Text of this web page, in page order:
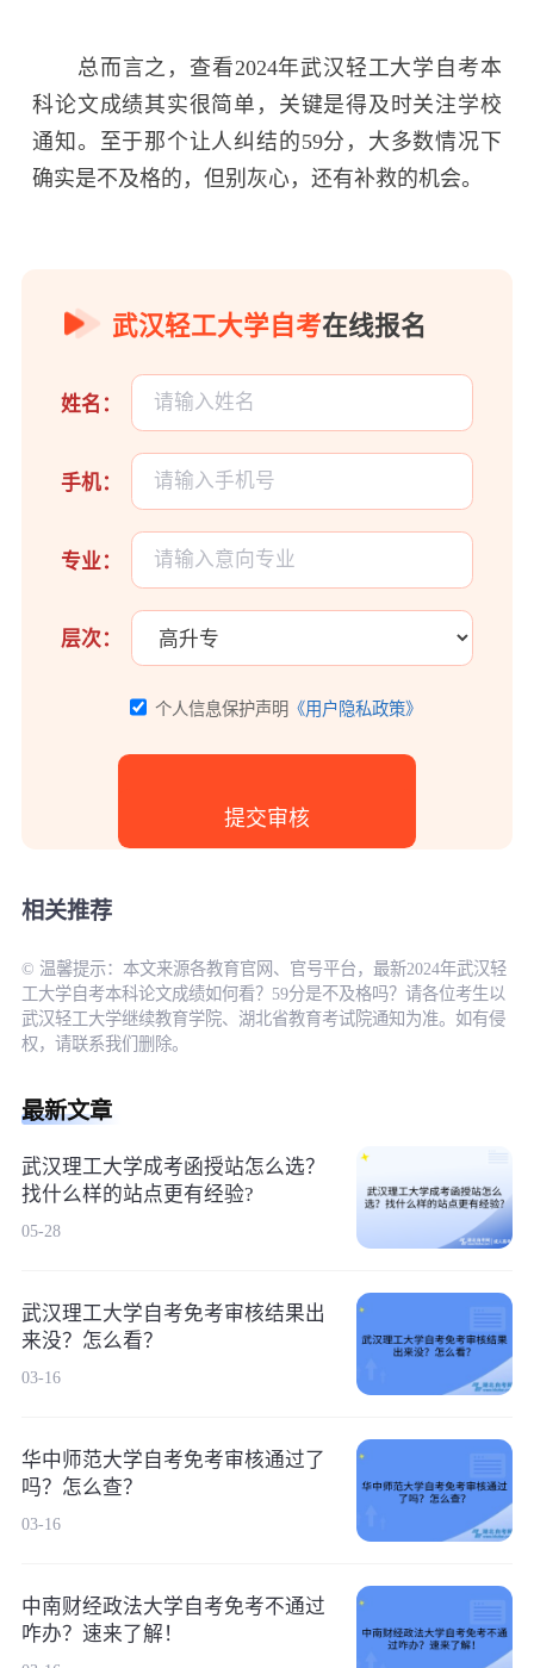
总而言之，查看2024年武汉轻工大学自考本
科论文成绩其实很简单，关键是得及时关注学校
通知。至于那个让人纠结的59分，大多数情况下
确实是不及格的，但别灰心，还有补救的机会。
武汉轻工大学自考在线报名
姓名：
手机：
专业：
层次：
个人信息保护声明 《用户隐私政策》
相关推荐
© 温馨提示：本文来源各教育官网、官号平台，最新2024年武汉轻
工大学自考本科论文成绩如何看？59分是不及格吗？请各位考生以
武汉轻工大学继续教育学院、湖北省教育考试院通知为准。如有侵
权，请联系我们删除。
最新文章
武汉理工大学成考函授站怎么选？
找什么样的站点更有经验?
05-28
武汉理工大学自考免考审核结果出
来没？怎么看？
03-16
华中师范大学自考免考审核通过了
吗？怎么查？
03-16
中南财经政法大学自考免考不通过
咋办？速来了解！